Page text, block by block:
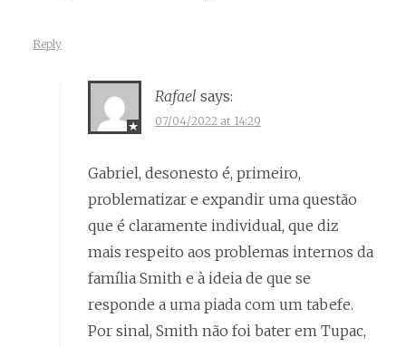
Reply
Rafael says:
07/04/2022 at 14:29
Gabriel, desonesto é, primeiro,
problematizar e expandir uma questão
que é claramente individual, que diz
mais respeito aos problemas internos da
família Smith e à ideia de que se
responde a uma piada com um tabefe.
Por sinal, Smith não foi bater em Tupac,